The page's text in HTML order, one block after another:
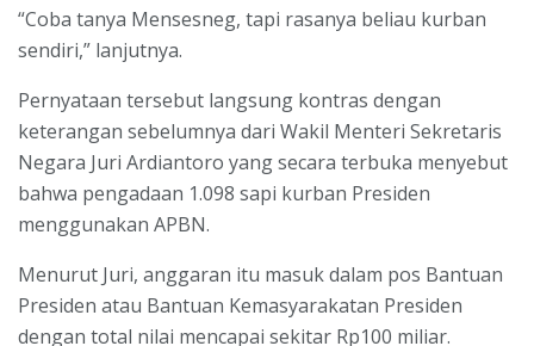
“Coba tanya Mensesneg, tapi rasanya beliau kurban
sendiri,” lanjutnya.
Pernyataan tersebut langsung kontras dengan
keterangan sebelumnya dari Wakil Menteri Sekretaris
Negara Juri Ardiantoro yang secara terbuka menyebut
bahwa pengadaan 1.098 sapi kurban Presiden
menggunakan APBN.
Menurut Juri, anggaran itu masuk dalam pos Bantuan
Presiden atau Bantuan Kemasyarakatan Presiden
dengan total nilai mencapai sekitar Rp100 miliar.